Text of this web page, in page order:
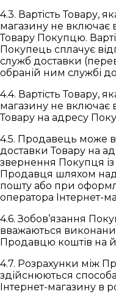
4.3. Вартість Товару,
магазину не включає
Товару Покупцю.
Покупець сплачує
служб доставки
обраній ним службі
4.4. Вартість Товару,
магазину не включає
Товару на адресу
4.5. Продавець може
доставки Товару на
звернення Покупця
Продавця шляхом
пошту або при
оператора Інтернет-
4.6. Зобов’язання
вважаються
Продавцю коштів на
4.7. Розрахунки між
здійснюються
Інтернет-магазину в